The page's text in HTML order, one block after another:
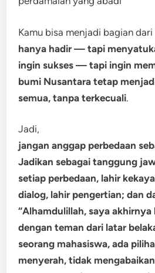
Kamu bisa menjadi bagian dari
hanya hadir — tapi
ingin sukses — tapi ingin
bumi Nusantara tetap
semua, tanpa terkecuali.
Jadi,
jangan anggap perbedaan
Jadikan sebagai tanggung
setiap perbedaan, lahir
dialog, lahir pengertian; dan
“Alhamdulillah, saya akhirnya
dengan teman dari latar
seorang mahasiswa, ada
menyerah, tidak